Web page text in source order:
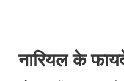
नारियल के